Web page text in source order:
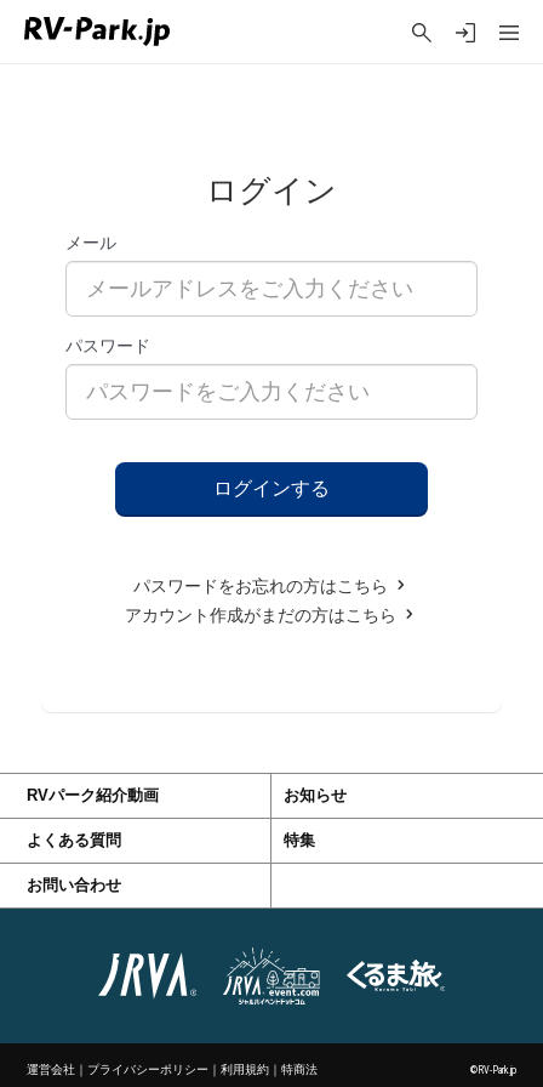
ログイン
メール
パスワード
パスワードをお忘れの方はこちら
アカウント作成がまだの方はこちら
RVパーク紹介動画 お知らせ
よくある質問 特集
お問い合わせ
運営会社 ｜ プライバシーポリシー ｜利用規約 ｜特商法 ©RV-Park.jp